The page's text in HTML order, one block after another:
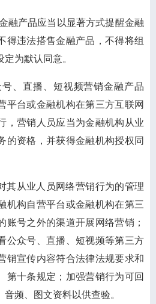
融产品应当以显著方式提醒金融
得违法搭售金融产品，不得将组
为默认同意。
号、直播、短视频营销金融产品
平台或金融机构在第三方互联网
，营销人员应当为金融机构从业
的资格，并获得金融机构授权同
其从业人员网络营销行为的管理
机构自营平台或金融机构在第三
账号之外的渠道开展网络营销；
公众号、直播、短视频等第三方
销宣传内容符合法律法规要求和
第十条规定；加强营销行为可回
频、图文资料以供查验。